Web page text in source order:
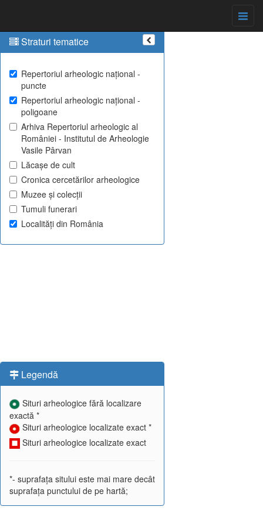
Straturi tematice
Repertoriul arheologic național -
puncte
Repertoriul arheologic național -
poligoane
Arhiva Repertoriul arheologic al
României - Institutul de Arheologie
Vasile Pârvan
Lăcașe de cult
Cronica cercetărilor arheologice
Muzee și colecții
Tumuli funerari
Localități din România
Legendă
Situri arheologice fără localizare
exactă *
Situri arheologice localizate exact *
Situri arheologice localizate exact
*- suprafața sitului este mai mare decât
suprafața punctului de pe hartă;